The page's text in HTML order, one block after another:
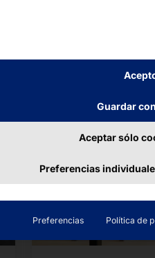
Guardar
Aceptar sólo
Preferencias
Preferencias Política de